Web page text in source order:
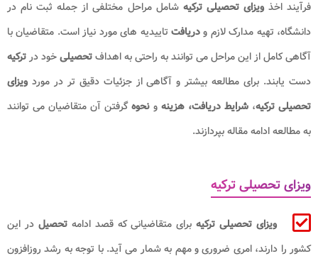
فرآیند اخذویزای تحصیلی ترکیه شامل مراحل مختلفی از جمله ثبت نام در
دانشگاه، تهیه مدارک لازم ودریافت تاییدیه های مورد نیاز است. متقاضیان با
آگاهی کامل از این مراحل می توانند به راحتی به اهدافتحصیلیخود درترکیه
دست یابند. برای مطالعه بیشتر و آگاهی از جزئیات دقیق تر در مورد ویزای
تحصیلی ترکیه،شرایط دریافت، هزینه ونحوهگرفتن آن متقاضیان می توانند
به مطالعه ادامه مقاله بپردازند.
ویزای تحصیلی ترکیه
ویزای تحصیلی ترکیهبرای متقاضیانی که قصد ادامهتحصیلدر این
کشور را دارند، امری ضروری و مهم به شمار می آید. با توجه به رشد روزافزون